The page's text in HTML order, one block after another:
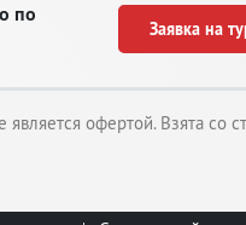
по
Заявка на
офертой. Взята со